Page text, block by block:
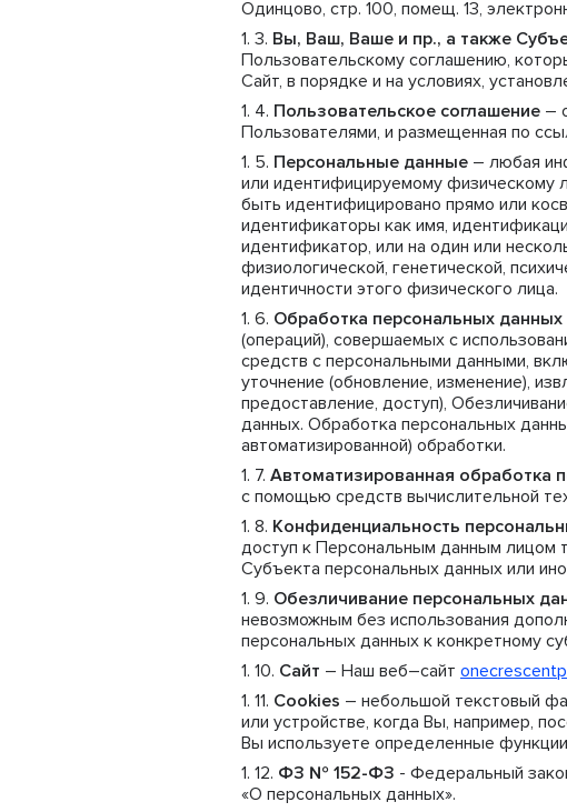
Одинцово, стр. 100, помещ. 13,
Вы, Ваш, Ваше и пр., а также
Пользовательскому соглашению,
Сайт, в порядке и на условиях,
Пользовательское соглашение –
Пользователями, и размещенная по
Персональные данные – любая
или идентифицируемому физическому
быть идентифицировано прямо или
идентификаторы как имя,
идентификатор, или на один или
физиологической, генетической,
идентичности этого физического лица.
Обработка персональных данных
(операций), совершаемых с
средств с персональными данными,
уточнение (обновление, изменение),
предоставление, доступ),
данных. Обработка персональных
автоматизированной) обработки.
Автоматизированная обработка
с помощью средств вычислительной
Конфиденциальность
доступ к Персональным данным лицом
Субъекта персональных данных или
Обезличивание персональных
невозможным без использования
персональных данных к конкретному
Сайт – Наш веб–сайт
Cookies – небольшой текстовый
или устройстве, когда Вы, например,
Вы используете определенные
ФЗ № 152-ФЗ - Федеральный
«О персональных данных».